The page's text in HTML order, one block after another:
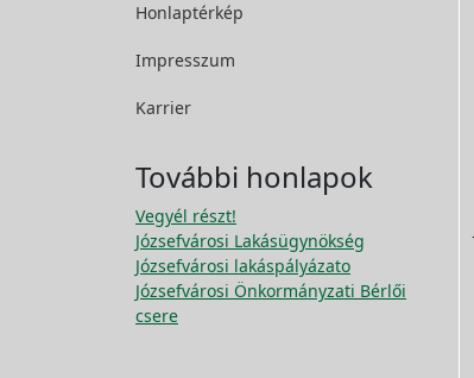
Honlaptérkép
Impresszum
Karrier
További honlapok
Vegyél részt!
Józsefvárosi Lakásügynökség
Józsefvárosi lakáspályázato
Józsefvárosi Önkormányzati Bérlői
csere